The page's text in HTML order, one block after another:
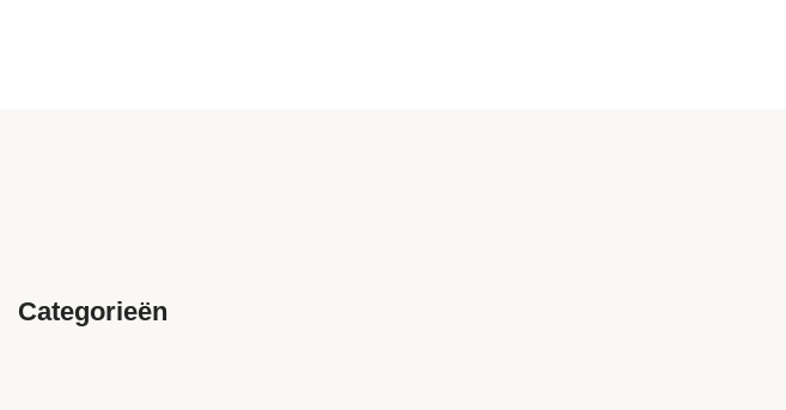
Categorieën